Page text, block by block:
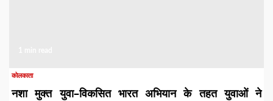
कोलकाता
नशा मुक्त युवा–विकसित भारत अभियान के तहत युवाओं ने